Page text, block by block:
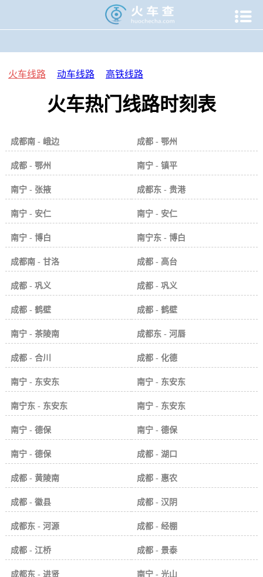

火车线路 动车线路 高铁线路
火车热门线路时刻表
成都南 - 峨边 成都 - 鄂州
成都 - 鄂州 南宁 - 镇平
南宁 - 张掖 成都东 - 贵港
南宁 - 安仁 南宁 - 安仁
南宁 - 博白 南宁东 - 博白
成都南 - 甘洛 成都 - 高台
成都 - 巩义 成都 - 巩义
成都 - 鹤壁 成都 - 鹤壁
南宁 - 茶陵南 成都东 - 河唇
成都 - 合川 成都 - 化德
南宁 - 东安东 南宁 - 东安东
南宁东 - 东安东 南宁 - 东安东
南宁 - 德保 南宁 - 德保
南宁 - 德保 成都 - 湖口
成都 - 黄陵南 成都 - 惠农
成都 - 徽县 成都 - 汉阴
成都东 - 河源 成都 - 经棚
成都 - 江桥 成都 - 景泰
成都东 - 进贤 南宁 - 光山